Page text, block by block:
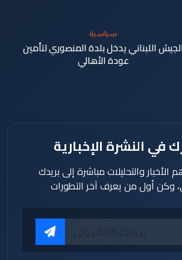
سياسية
اللبناني يدخل بلدة المنصوري لتأمين
عودة الأهالي
في النشرة الإخبارية
والتحليلات مباشرة إلى بريدك
وكن أول من يعرف آخر التطورات